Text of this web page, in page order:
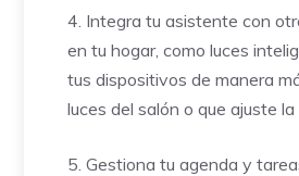
4. Integra tu asistente con
en tu hogar, como luces
tus dispositivos de manera
luces del salón o que ajuste
5. Gestiona tu agenda y